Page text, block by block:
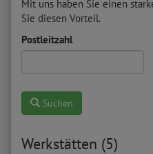
Mit uns haben Sie einen
Sie diesen Vorteil.
Postleitzahl
Suchen
Werkstätten (5)